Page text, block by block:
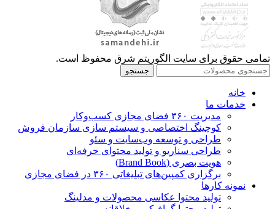
تمامی حقوق برای سایت الگوریتم شرق محفوظ است.
جستجو
خانه
خدمات ما
مدیریت ۳۶۰ فضای مجازی کسب‌وکار
کوچینگ اختصاصی و سیستم سازی سازمان فروش
طراحی و توسعه وب‌سایت و سئو
طراحی سناریو و تولید محتوای حرفه‌ای
هویت بصری (Brand Book)
برگزاری کمپین‌های تبلیغاتی ۳۶۰ در فضای مجازی
نمونه کارها
تولید محتوا عکاسی محصولات و مدلینگ